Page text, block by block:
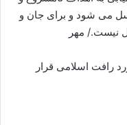
می شود و برای جان و
نیست./ مهر
رافت اسلامی قرار